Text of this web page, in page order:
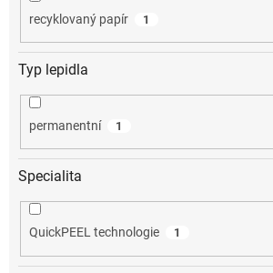
recyklovaný papír 1
Typ lepidla
permanentní 1
Specialita
QuickPEEL technologie 1